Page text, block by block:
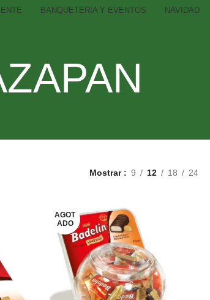
BANQUETERIA Y EVENTOS NAVIDAD
Mostrar 9 12 18 24
AGOT
ADO